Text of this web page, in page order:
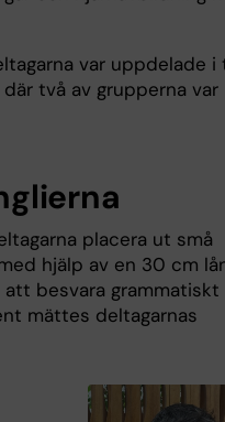
var uppdelade i
två av grupperna var
placera ut små
hjälp av en 30 cm
att besvara grammatiskt
mättes deltagarnas